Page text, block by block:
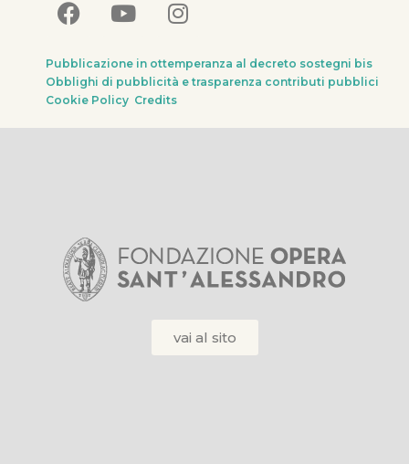
Pubblicazione in ottemperanza al decreto sostegni bis
Obblighi di pubblicità e trasparenza contributi pubblici
Cookie Policy Credits
vai al sito